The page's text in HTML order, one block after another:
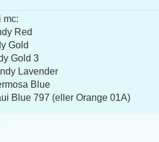
mc:
Red
Gold
Gold 3
Lavender
Blue
Blue 797 (eller Orange 01A)